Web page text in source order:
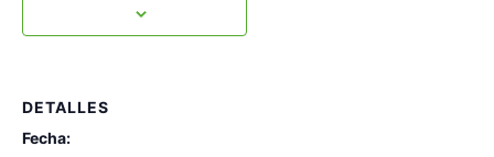
DETALLES
Fecha: